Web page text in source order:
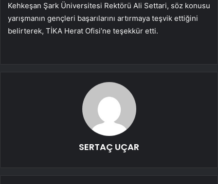
Kehkeşan Şark Üniversitesi Rektörü Ali Settari, söz konusu
yarışmanın gençleri başarılarını artırmaya teşvik ettiğini
belirterek, TİKA Herat Ofisi’ne teşekkür etti.
SERTAÇ UÇAR